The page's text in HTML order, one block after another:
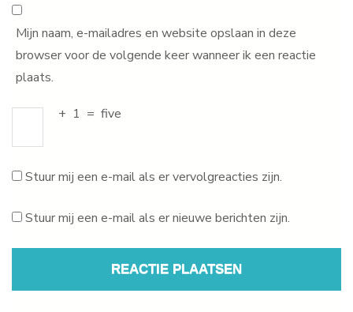
Mijn naam, e-mailadres en website opslaan in deze
browser voor de volgende keer wanneer ik een reactie
plaats.
+ 1 = five
Stuur mij een e-mail als er vervolgreacties zijn.
Stuur mij een e-mail als er nieuwe berichten zijn.